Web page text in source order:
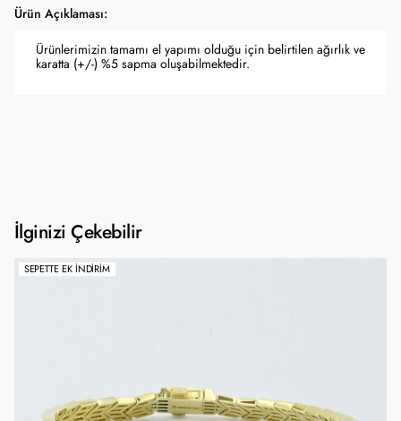
Ürün Açıklaması:
Ürünlerimizin tamamı el yapımı olduğu için belirtilen ağırlık ve
karatta (+/-) %5 sapma oluşabilmektedir.
İlginizi Çekebilir
SEPETTE EK İNDIRIM